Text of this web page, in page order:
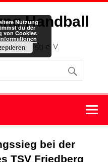
Handball
1859 e. V.
bei der
TSV Friedberg
Nutzung
du der
von Cookies